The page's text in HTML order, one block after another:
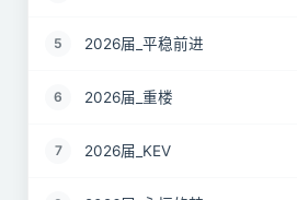
5 2026届_平稳前进
6 2026届_重楼
7 2026届_KEV